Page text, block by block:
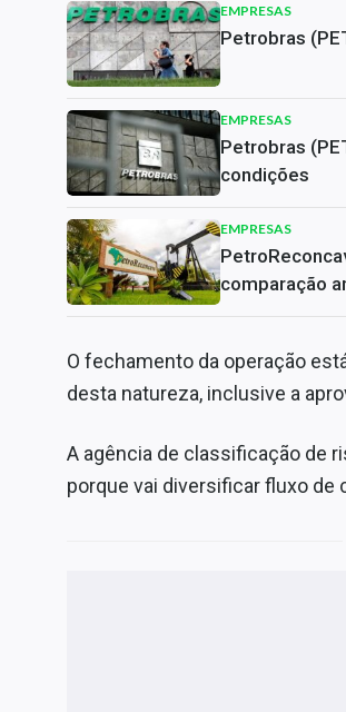
EMPRESAS
Petrobras
EMPRESAS
Petrobras
condições
EMPRESAS
comparação
O fechamento da operação
desta natureza, inclusive a
A agência de classificação de
porque vai diversificar fluxo de